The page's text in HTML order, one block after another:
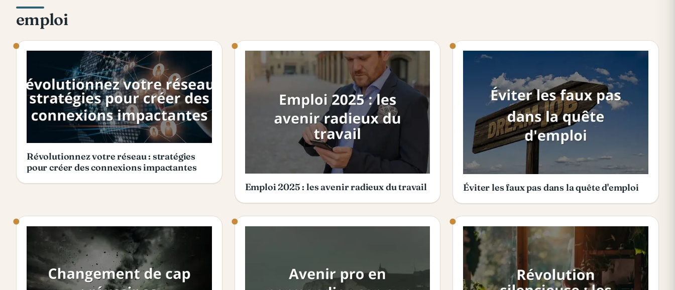
emploi
Révolutionnez votre réseau : stratégies
pour créer des connexions impactantes
Emploi 2025 : les avenir radieux du travail
Éviter les faux pas dans la quête d'emploi